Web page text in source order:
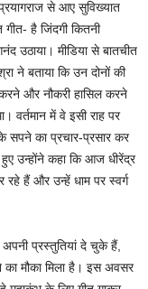
से आए सुविख्यात
है जिंदगी कितनी
उठाया। मीडिया से बातचीत
ने बताया कि उन दोनों की
और नौकरी हासिल करने
वर्तमान में वे इसी राह पर
के सपने का प्रचार-प्रसार कर
उन्होंने कहा कि आज धीरेंद्र
हैं और उन्हें धाम पर स्वर्ग
प्रस्तुतियां दे चुके हैं,
मौका मिला है। इस अवसर